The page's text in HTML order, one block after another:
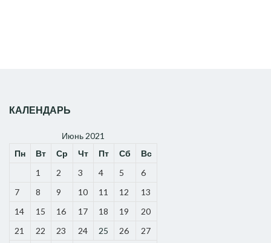
КАЛЕНДАРЬ
Июнь 2021
Пн
Вт Ср Чт Пт Сб
Вс
1
2 3 4 5
6
7
8 9 10 11 12
13
14
15 16 17 18 19
20
21
22 23 24 25 26
27